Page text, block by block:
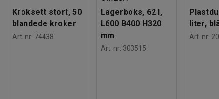
Kroksett stort, 50
blandede kroker
Art. nr: 74438
Lagerboks, 62 l,
L600 B400 H320
mm
Art. nr: 303515
liter,
Art. nr: